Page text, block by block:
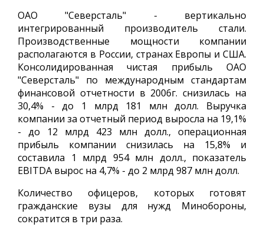
ОАО "Северсталь" - вертикально
интегрированный производитель стали.
Производственные мощности компании
располагаются в России, странах Европы и США.
Консолидированная чистая прибыль ОАО
"Северсталь" по международным стандартам
финансовой отчетности в 2006г. снизилась на
30,4% - до 1 млрд 181 млн долл. Выручка
компании за отчетный период выросла на 19,1%
- до 12 млрд 423 млн долл., операционная
прибыль компании снизилась на 15,8% и
составила 1 млрд 954 млн долл., показатель
EBITDA вырос на 4,7% - до 2 млрд 987 млн долл.
Количество офицеров, которых готовят
гражданские вузы для нужд Минобороны,
сократится в три раза.